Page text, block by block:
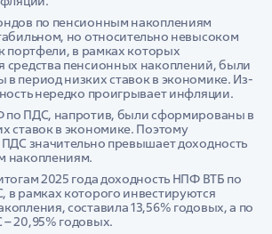
по пенсионным накоплениям
но относительно невысоком
портфели, в рамках которых
средства пенсионных накоплений, были
период низких ставок в экономике. Из-
нередко проигрывает инфляции.
ПДС, напротив, были сформированы в
ставок в экономике. Поэтому
значительно превышает доходность
накоплениям.
2025 года доходность НПФ ВТБ по
рамках которого инвестируются
составила 13,56% годовых, а по
20,95% годовых.